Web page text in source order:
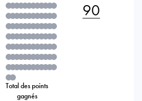
Total des points
gagnés
90